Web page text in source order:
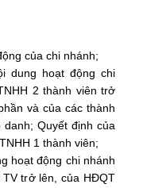
của chi nhánh;
dung hoạt động chi
2 thành viên trở
và của các thành
Quyết định của
1 thành viên;
hoạt động chi nhánh
trở lên, của HĐQT